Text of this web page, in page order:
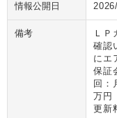
情報公開日
備考
ＬＰ
確認
にエ
保証
回：
万円
更新